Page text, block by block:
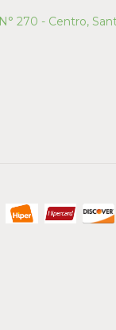
270 - Centro,